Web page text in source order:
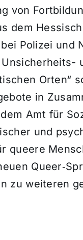
von
dem
Polizei und
Orten“
in
Amt für
und
queere
zu weiteren